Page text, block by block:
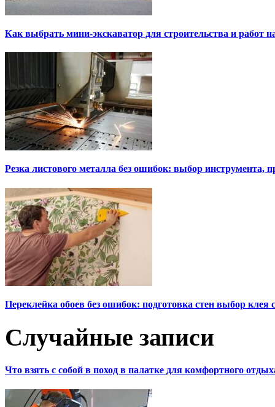
Как выбрать мини-экскаватор для строительства и работ
Резка листового металла без ошибок: выбор инструмента,
Переклейка обоев без ошибок: подготовка стен выбор клея
Случайные записи
Что взять с собой в поход в палатке для комфортного